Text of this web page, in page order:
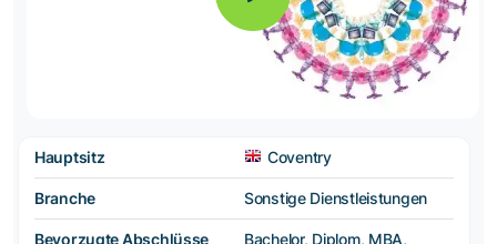
Hauptsitz Coventry
Branche Sonstige Dienstleistungen
Bevorzugte Abschlüsse
Bachelor, Diplom, MBA,